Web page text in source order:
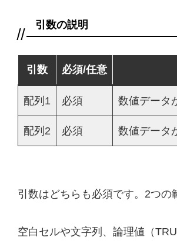
引数の説明
引数 必須/任意
配列1 必須 数値データ
配列2 必須 数値データ
引数はどちらも必須です。2つの
空白セルや文字列、論理値（